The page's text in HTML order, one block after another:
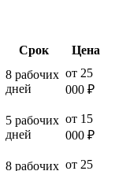
Срок
Цена
8 рабочих
дней
от 25
000 ₽
5 рабочих
дней
от 15
000 ₽
8 рабочих от 25